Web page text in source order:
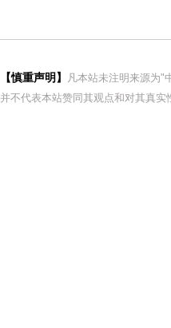
【慎重声明】
凡本站未注明来源为"
并不代表本站赞同其观点和对其真